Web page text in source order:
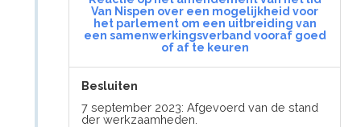
Van Nispen over een mogelijkheid voor
het parlement om een uitbreiding van
een samenwerkingsverband vooraf goed
of af te keuren
Besluiten
7 september 2023: Afgevoerd van de stand
der werkzaamheden.